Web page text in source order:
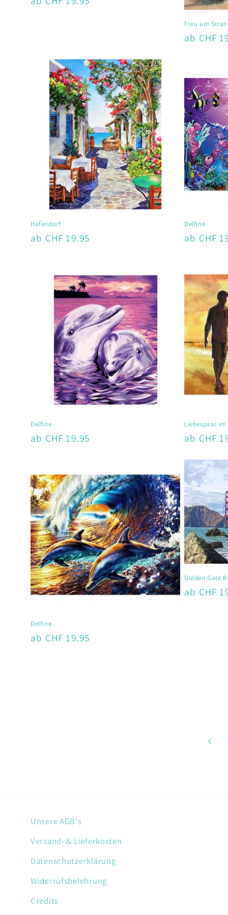
Frau am
Normaler
ab CHF
Hafendorf
Normaler
ab CHF 19.95
Delfine
Normaler
ab CHF
Delfine
Normaler
ab CHF 19.95
Liebespaar
Normaler
ab CHF
Delfine
Normaler
ab CHF 19.95
Golden Gate
Normaler
ab CHF
Unsere AGB's
Versand- & Lieferkosten
Datenschutzerklärung
Widerrufsbelehrung
Credits